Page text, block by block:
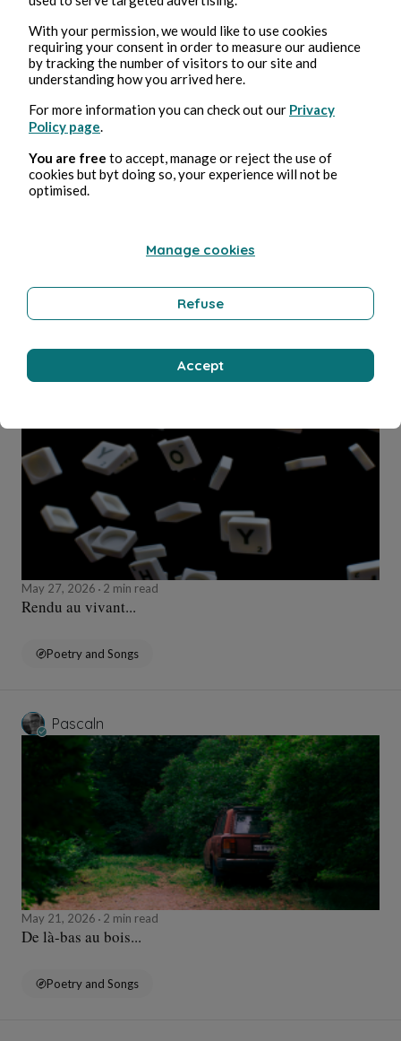
Pascaln
Poetry and Songs
May 27, 2026 2 min read
Rendu au vivant...
Poetry and Songs
Pascaln
May 21, 2026 2 min read
De là-bas au bois...
Poetry and Songs
With your permission, we would like to use cookies
requiring your consent in order to measure our audience
by tracking the number of visitors to our site and
understanding how you arrived here.
For more information you can check out our Privacy
Policy page
You are free to accept, manage or reject the use of
cookies but byt doing so, your experience will not be
optimised.
Manage cookies
Refuse
Accept